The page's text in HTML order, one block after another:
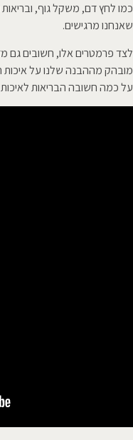
כמו לחץ דם, משקל גוף,
שאנחנו מרגישים.
לצד פרמטרים אלו, חשובים גם
מובהק מההבנה שלנו על איכות
על כמה חשובה הבריאות לאיכות